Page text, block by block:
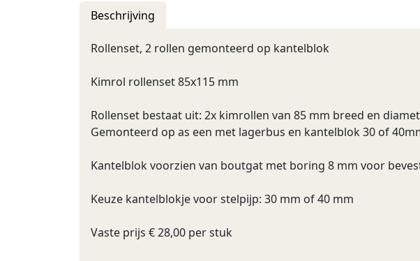
Beschrijving
Rollenset, 2 rollen gemonteerd op kantelblok
Kimrol rollenset 85x115 mm
Rollenset bestaat uit: 2x kimrollen van 85 mm breed en
Gemonteerd op as een met lagerbus en kantelblok 30 of
Kantelblok voorzien van boutgat met boring 8 mm voor
Keuze kantelblokje voor stelpijp: 30 mm of 40 mm
Vaste prijs € 28,00 per stuk